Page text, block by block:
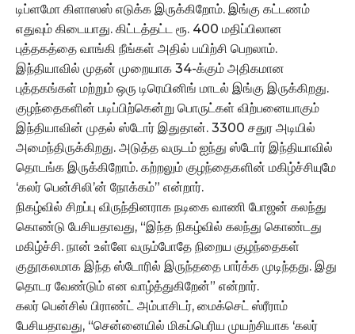
டிப்ளமோ கிளாஸஸ் எடுக்க இருக்கிறோம். இங்கு கட்டணம்
எதுவும் கிடையாது. கிட்டத்தட்ட ரூ. 400 மதிப்பிலான
புத்தகத்தை வாங்கி நீங்கள் அதில் பயிற்சி பெறலாம்.
இந்தியாவில் முதன் முறையாக 34-க்கும் அதிகமான
புத்தகங்கள் மற்றும் ஒரு டிரெயினிங் மாடல் இங்கு இருக்கிறது.
குழந்தைகளின் படிப்பிற்கென்று பொருட்கள் விற்பனையாகும்
இந்தியாவின் முதல் ஸ்டோர் இதுதான். 3300 சதுர அடியில்
அமைந்திருக்கிறது. அடுத்த வருடம் ஐந்து ஸ்டோர் இந்தியாவில்
தொடங்க இருக்கிறோம். கற்றலும் குழந்தைகளின் மகிழ்ச்சியுமே
‘கலர் பென்சிலி’ன் நோக்கம்” என்றார்.
நிகழ்வில் சிறப்பு விருந்தினராக நடிகை வாணி போஜன் கலந்து
கொண்டு பேசியதாவது, “இந்த நிகழ்வில் கலந்து கொண்டது
மகிழ்ச்சி. நான் உள்ளே வரும்போதே நிறைய குழந்தைகள்
குதூகலமாக இந்த ஸ்டோரில் இருந்ததை பார்க்க முடிந்தது. இது
தொடர வேண்டும் என வாழ்த்துகிறேன்” என்றார்.
கலர் பென்சில் பிராண்ட் அம்பாசிடர், மைக்செட் ஸ்ரீராம்
பேசியதாவது, “சென்னையில் மிகப்பெரிய முயற்சியாக ‘கலர்